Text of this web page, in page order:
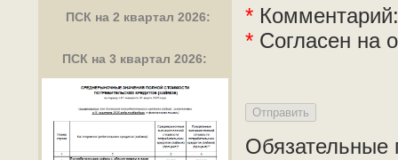
ПСК на 2 квартал 2026:
ПСК на 3 квартал 2026:
* Комментарий:
* Согласен на
Обязательные